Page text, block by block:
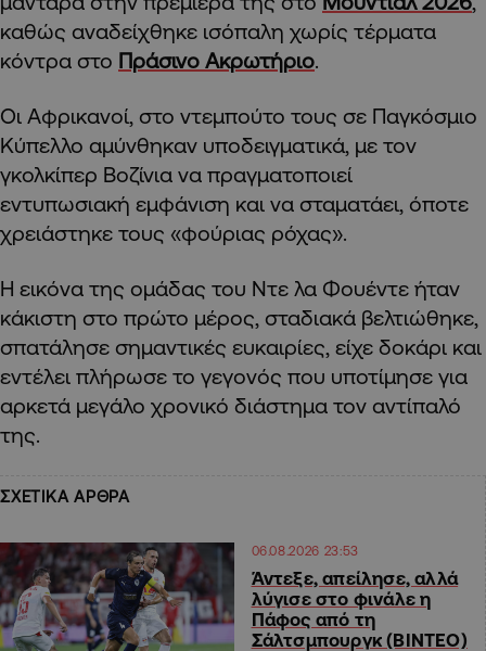
καθώς αναδείχθηκε ισόπαλη χωρίς τέρματα
κόντρα στο Πράσινο Ακρωτήριο.
Οι Αφρικανοί, στο ντεμπούτο τους σε Παγκόσμιο
Κύπελλο αμύνθηκαν υποδειγματικά, με τον
γκολκίπερ Βοζίνια να πραγματοποιεί
εντυπωσιακή εμφάνιση και να σταματάει, όποτε
χρειάστηκε τους «φούριας ρόχας».
Η εικόνα της ομάδας του Ντε λα Φουέντε ήταν
κάκιστη στο πρώτο μέρος, σταδιακά βελτιώθηκε,
σπατάλησε σημαντικές ευκαιρίες, είχε δοκάρι και
εντέλει πλήρωσε το γεγονός που υποτίμησε για
αρκετά μεγάλο χρονικό διάστημα τον αντίπαλό
της.
ΣΧΕΤΙΚΑ ΑΡΘΡΑ
06.08.2026 23:53
Άντεξε, απείλησε, αλλά
λύγισε στο φινάλε η
Πάφος από τη
Σάλτσμπουργκ (BINTEO)